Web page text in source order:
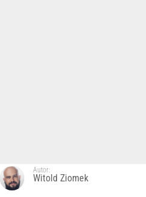
Autor:
Witold Ziomek